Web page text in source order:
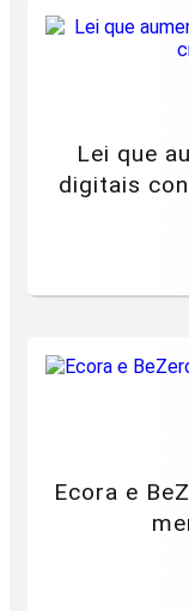
Lei que
digitais
Ecora e